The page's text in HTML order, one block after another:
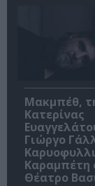
Μακμπέθ,
Κατερίνας
Γιώργο
Καραμπέτη
Θέατρο